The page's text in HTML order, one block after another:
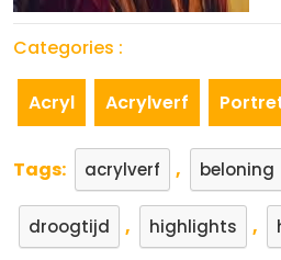
Categories :
Acryl Acrylverf
Tags: acrylverf , beloning
droogtijd , highlights ,